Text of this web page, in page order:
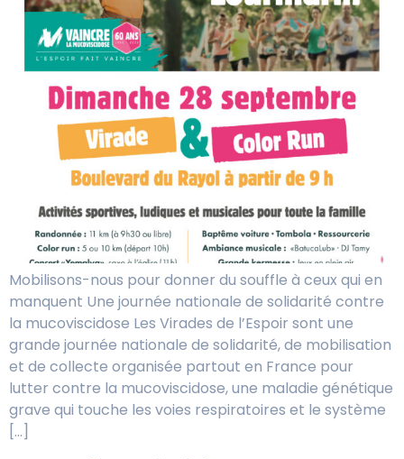
Mobilisons-nous pour donner du souffle à ceux qui en
manquent Une journée nationale de solidarité contre
la mucoviscidose Les Virades de l’Espoir sont une
grande journée nationale de solidarité, de mobilisation
et de collecte organisée partout en France pour
lutter contre la mucoviscidose, une maladie génétique
grave qui touche les voies respiratoires et le système
[…]